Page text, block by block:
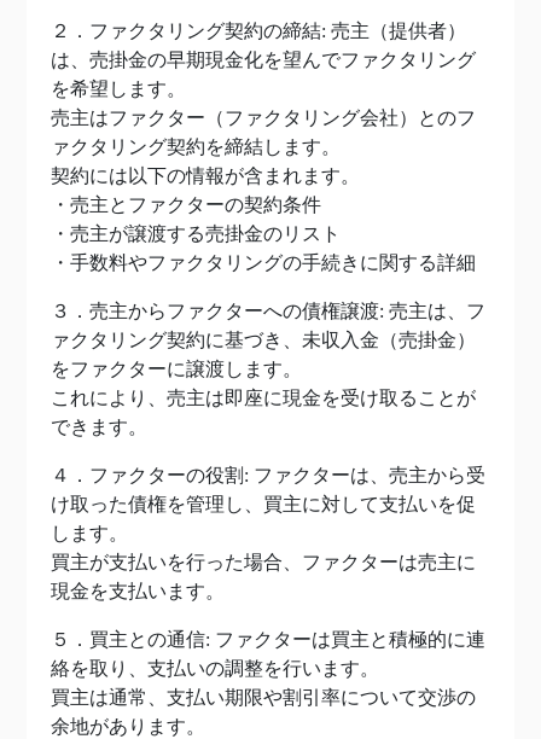
２．ファクタリング契約の締結: 売主（提供者）
は、売掛金の早期現金化を望んでファクタリング
を希望します。
売主はファクター（ファクタリング会社）とのフ
ァクタリング契約を締結します。
契約には以下の情報が含まれます。
・売主とファクターの契約条件
・売主が譲渡する売掛金のリスト
・手数料やファクタリングの手続きに関する詳細
３．売主からファクターへの債権譲渡: 売主は、フ
ァクタリング契約に基づき、未収入金（売掛金）
をファクターに譲渡します。
これにより、売主は即座に現金を受け取ることが
できます。
４．ファクターの役割: ファクターは、売主から受
け取った債権を管理し、買主に対して支払いを促
します。
買主が支払いを行った場合、ファクターは売主に
現金を支払います。
５．買主との通信: ファクターは買主と積極的に連
絡を取り、支払いの調整を行います。
買主は通常、支払い期限や割引率について交渉の
余地があります。